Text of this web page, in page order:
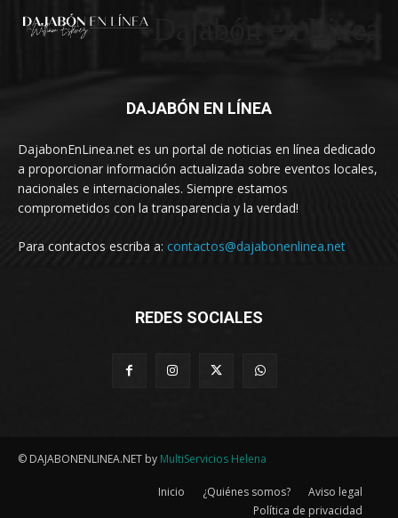
DAJABÓN EN LÍNEA
DajabonEnLinea.net es un portal de noticias en línea dedicado
a proporcionar información actualizada sobre eventos locales,
nacionales e internacionales. Siempre estamos
comprometidos con la transparencia y la verdad!
Para contactos escriba a: contactos@dajabonenlinea.net
REDES SOCIALES
© DAJABONENLINEA.NET by MultiServicios Helena
Inicio ¿Quiénes somos?
Aviso legal
Política de privacidad